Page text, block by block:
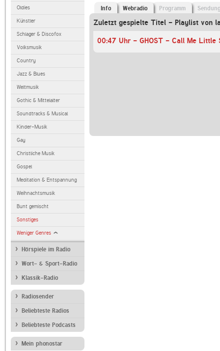
Oldies
Künstler
Schlager & Discofox
Volksmusik
Country
Jazz & Blues
Weltmusik
Gothic & Mittelalter
Soundtracks & Musical
Kinder-Musik
Gay
Christliche Musik
Gospel
Meditation & Entspannung
Weihnachtsmusik
Bunt gemischt
Sonstiges
Weniger Genres
Hörspiele im Radio
Wort- & Sport-Radio
Klassik-Radio
Radiosender
Beliebteste Radios
Beliebteste Podcasts
Mein phonostar
Info Webradio Programm
Zuletzt gespielte Titel - Playlist von
00:47 Uhr - GHOST - Call Me Little